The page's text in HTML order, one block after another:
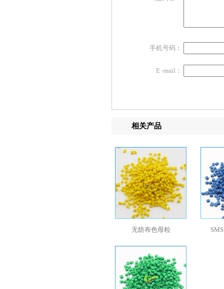
手机号码：
E -mail：
相关产品
无纺布色母粒